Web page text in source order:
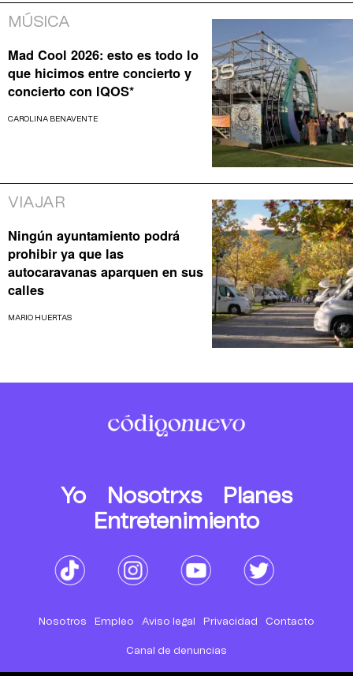
MÚSICA
Mad Cool 2026: esto es todo lo
que hicimos entre concierto y
concierto con IQOS*
CAROLINA BENAVENTE
VIAJAR
Ningún ayuntamiento podrá
prohibir ya que las
autocaravanas aparquen en sus
calles
MARIO HUERTAS
Yo Nosotrxs
Planes
Entretenimiento
Nosotros Empleo Aviso legal Privacidad Contacto
Canal de denuncias